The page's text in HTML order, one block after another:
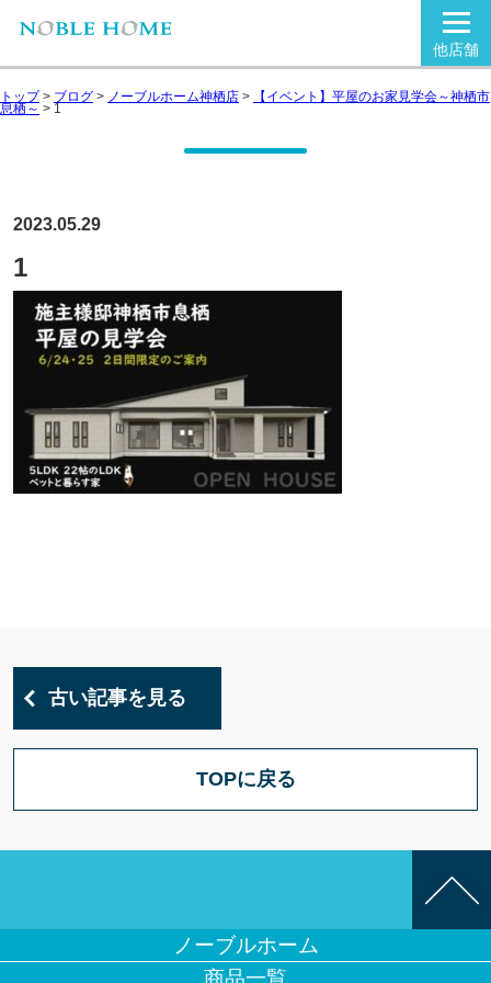
他店舗
トップ> ブログ > ノーブルホーム神栖店 > 【イベント】平屋のお家見学会～神栖市
息栖～ > 1
2023.05.29
1
古い記事を見る
TOPに戻る
ノーブルホーム
商品一覧